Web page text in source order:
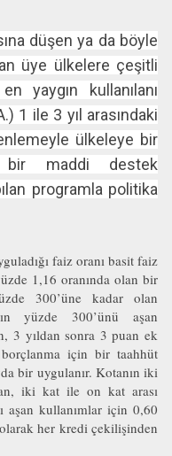
düşen ya da böyle
üye ülkelere çeşitli
yaygın kullanılanı
1 ile 3 yıl arasındaki
ülkeleye bir
bir maddi destek
programla politika
faiz oranı basit faiz
1,16 oranında olan bir
300’üne kadar olan
yüzde 300’ünü aşan
3 yıldan sonra 3 puan ek
için bir taahhüt
bir uygulanır. Kotanın iki
iki kat ile on kat arası
aşan kullanımlar için 0,60
her kredi çekilişinden